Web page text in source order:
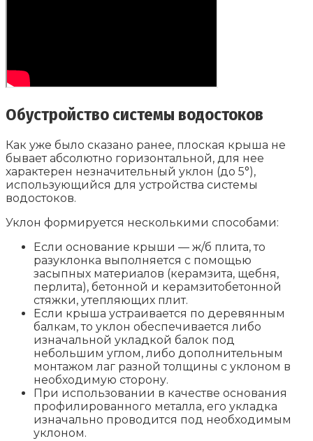
Обустройство системы водостоков
Как уже было сказано ранее, плоская крыша не
бывает абсолютно горизонтальной, для нее
характерен незначительный уклон (до 5°),
использующийся для устройства системы
водостоков.
Уклон формируется несколькими способами:
Если основание крыши — ж/б плита, то
разуклонка выполняется с помощью
засыпных материалов (керамзита, щебня,
перлита), бетонной и керамзитобетонной
стяжки, утепляющих плит.
Если крыша устраивается по деревянным
балкам, то уклон обеспечивается либо
изначальной укладкой балок под
небольшим углом, либо дополнительным
монтажом лаг разной толщины с уклоном в
необходимую сторону.
При использовании в качестве основания
профилированного металла, его укладка
изначально проводится под необходимым
уклоном.